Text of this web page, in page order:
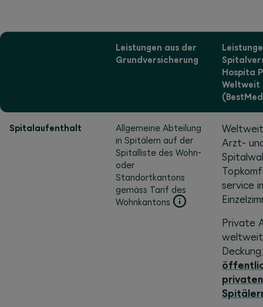
Leistungen aus der
Grund­versi­cherung
Hospita
Weltweit
Spitalaufenthalt
Allgemeine Abteilung
in Spitälern auf der
Spitalliste des Wohn-
oder
Standortkantons
gemäss Tarif des
Wohnkantons
Arzt-
service
Private
Deckung
privaten